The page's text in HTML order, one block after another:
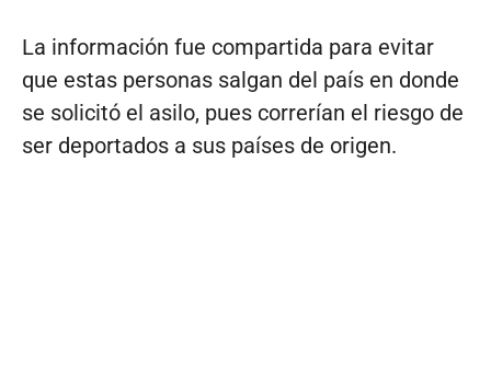
La información fue compartida para evitar
que estas personas salgan del país en donde
se solicitó el asilo, pues correrían el riesgo de
ser deportados a sus países de origen.